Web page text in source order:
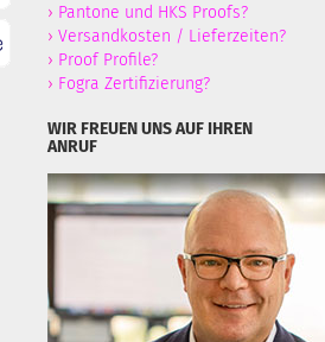
› Pantone und HKS Proofs?
› Versandkosten / Lieferzeiten?
› Proof Profile?
› Fogra Zertifizierung?
WIR FREUEN UNS AUF IHREN
ANRUF